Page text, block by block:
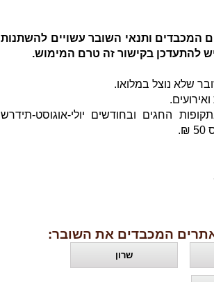
המכבדים ותנאי השובר עשויים להשתנות
להתעדכן בקישור זה טרם המימוש.
שלא נוצל במלואו.
החגים ובחודשים יולי-אוגוסט-תידרש
המכבדים את השובר:
שרון